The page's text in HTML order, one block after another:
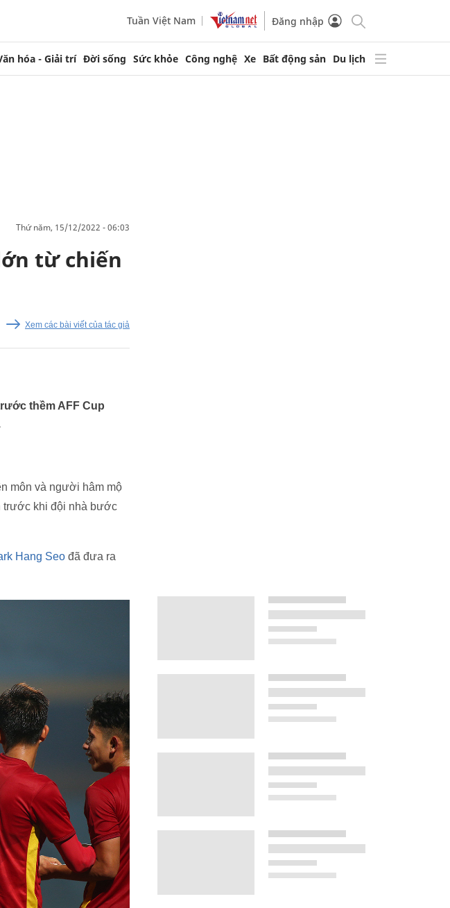
Tuần Việt Nam Đăng nhập
hóa - Giải trí Đời sống Sức khỏe Công nghệ Xe Bất động sản Du lịch
thứ năm, 15/12/2022 - 06:03
từ chiến
Xem các bài viết của tác giả
thềm AFF Cup
môn và người hâm mộ
trước khi đội nhà bước
Hang Seo đã đưa ra